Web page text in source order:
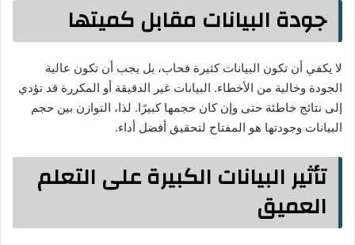
جودة البيانات مقابل كميتها
لا يكفي أن تكون البيانات كثيرة فحاب، بل يجب أن تكون عالية
الجودة وخالية من الأخطاء. البيانات غير الدقيقة أو المكررة قد تؤدي
إلى نتائج خاطئة حتى وإن كان حجمها كبيرًا. لذا، التوازن بين حجم
البيانات وجودتها هو المفتاح لتحقيق أفضل أداء.
تأثير البيانات الكبيرة على التعلم
العميق